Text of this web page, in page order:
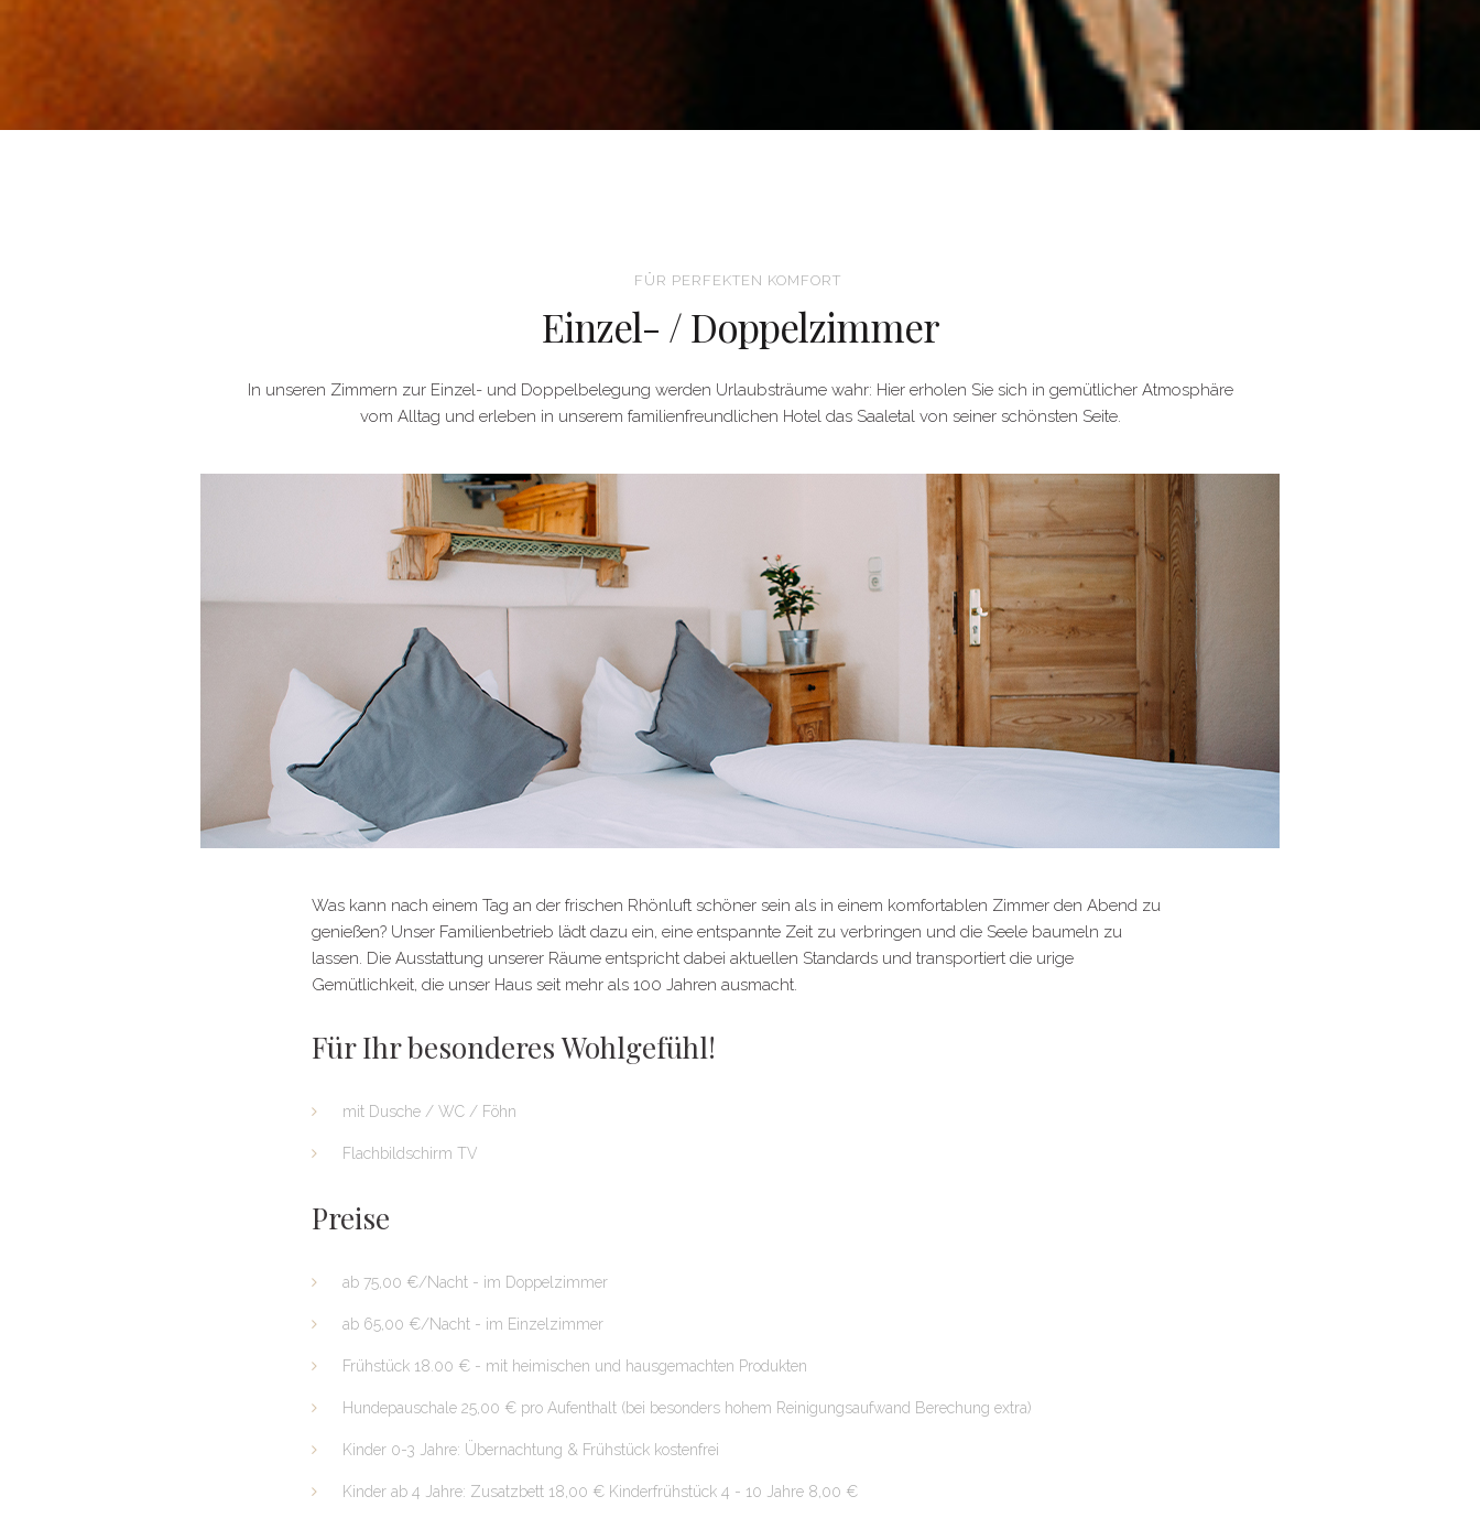
FÜR PERFEKTEN KOMFORT
Einzel- / Doppelzimmer
In unseren Zimmern zur Einzel- und Doppelbelegung werden Urlaubsträume wahr: Hier erholen Sie sich in gemütlicher Atmosphäre
vom Alltag und erleben in unserem familienfreundlichen Hotel das Saaletal von seiner schönsten Seite.
Was kann nach einem Tag an der frischen Rhönluft schöner sein als in einem komfortablen Zimmer den Abend zu
genießen? Unser Familienbetrieb lädt dazu ein, eine entspannte Zeit zu verbringen und die Seele baumeln zu
lassen. Die Ausstattung unserer Räume entspricht dabei aktuellen Standards und transportiert die urige
Gemütlichkeit, die unser Haus seit mehr als 100 Jahren ausmacht.
Für Ihr besonderes Wohlgefühl!
mit Dusche / WC / Föhn
Flachbildschirm TV
Preise
ab 75,00 €/Nacht - im Doppelzimmer
ab 65,00 €/Nacht - im Einzelzimmer
Frühstück 18.00 € - mit heimischen und hausgemachten Produkten
Hundepauschale 25,00 € pro Aufenthalt (bei besonders hohem Reinigungsaufwand Berechung extra)
Kinder 0-3 Jahre: Übernachtung & Frühstück kostenfrei
Kinder ab 4 Jahre: Zusatzbett 18,00 € Kinderfrühstück 4 - 10 Jahre 8,00 €